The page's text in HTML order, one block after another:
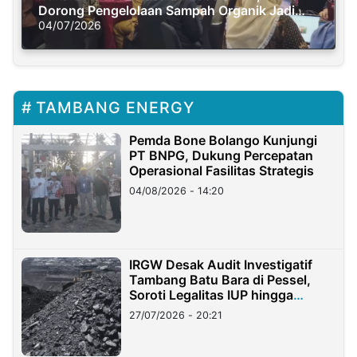
Dorong Pengelolaan Sampah Organik Jadi
Solusi Krisis Iklim
04/07/2026
TAMBANG ENERGY
Pemda Bone Bolango Kunjungi
PT BNPG, Dukung Percepatan
Operasional Fasilitas Strategis
04/08/2026 - 14:20
IRGW Desak Audit Investigatif
Tambang Batu Bara di Pessel,
Soroti Legalitas IUP hingga
Stockpile
27/07/2026 - 20:21